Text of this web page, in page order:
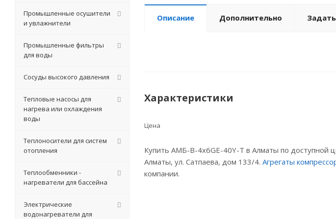
Описание Дополнительно
Характеристики
Цена
Купить АМБ-В-4х6GE-40Y-T в Алматы по доступной
Алматы, ул. Сатпаева, дом 133/4. Агрегаты
компании.
Промышленные осушители
и увлажнители
Промышленные фильтры
для воды
Сосуды высокого давления
Тепловые насосы для
нагрева или охлаждения
воды
Теплоносители для систем
отопления
Теплообменники -
нагреватели для бассейна
Электрические
водонагреватели для